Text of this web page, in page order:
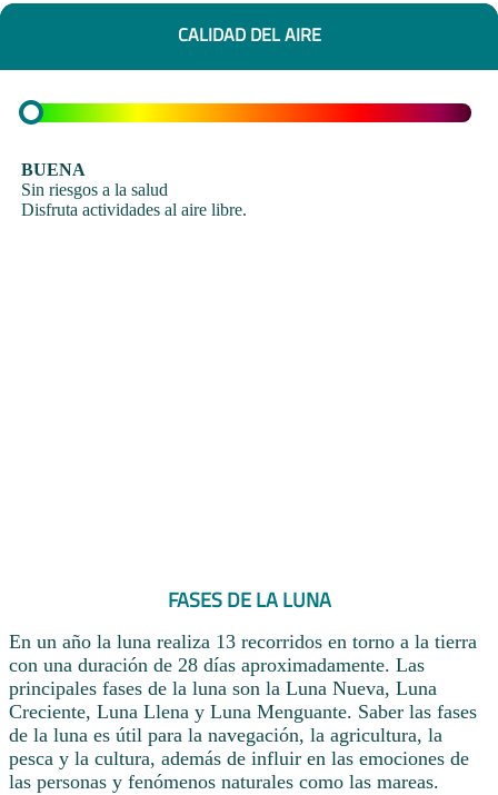
CALIDAD DEL AIRE
BUENA
Sin riesgos a la salud
Disfruta actividades al aire libre.
FASES DE LA LUNA
En un año la luna realiza 13 recorridos en torno a la tierra
con una duración de 28 días aproximadamente. Las
principales fases de la luna son la Luna Nueva, Luna
Creciente, Luna Llena y Luna Menguante. Saber las fases
de la luna es útil para la navegación, la agricultura, la
pesca y la cultura, además de influir en las emociones de
las personas y fenómenos naturales como las mareas.